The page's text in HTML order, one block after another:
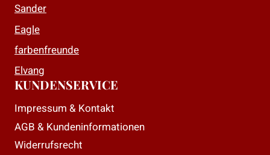
Sander
Eagle
farbenfreunde
Elvang
KUNDENSERVICE
Impressum & Kontakt
AGB & Kundeninformationen
Widerrufsrecht